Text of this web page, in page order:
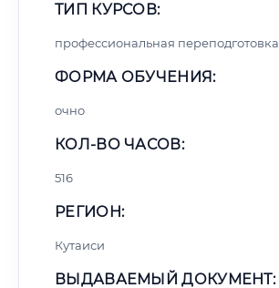
ТИП КУРСОВ:
профессиональная переподготовка
ФОРМА ОБУЧЕНИЯ:
очно
КОЛ-ВО ЧАСОВ:
516
РЕГИОН:
Кутаиси
ВЫДАВАЕМЫЙ ДОКУМЕНТ: